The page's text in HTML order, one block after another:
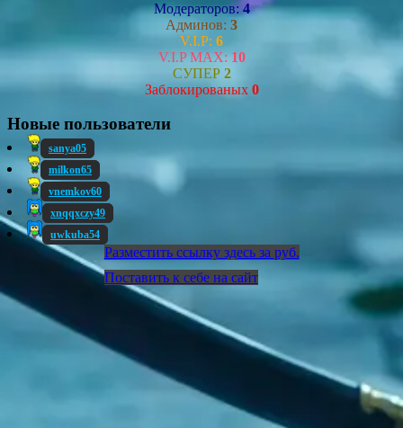
Модераторов:4
Админов: 3
V.I.P: 6
V.I.P MAX:10
СУПЕР 2
Заблокированых 0
Новые пользователи
sanya05
milkon65
vnemkov60
xnqqxczy49
uwkuba54
Разместить ссылку здесь за руб.
Поставить к себе на сайт